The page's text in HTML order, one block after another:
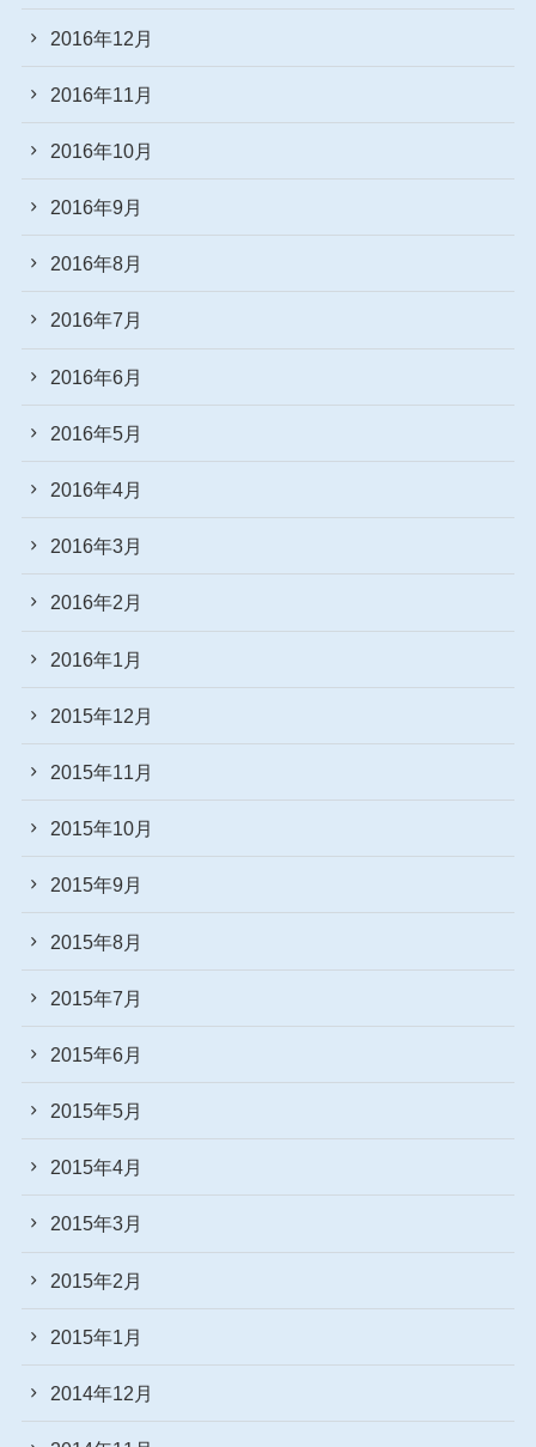
2016年12月
2016年11月
2016年10月
2016年9月
2016年8月
2016年7月
2016年6月
2016年5月
2016年4月
2016年3月
2016年2月
2016年1月
2015年12月
2015年11月
2015年10月
2015年9月
2015年8月
2015年7月
2015年6月
2015年5月
2015年4月
2015年3月
2015年2月
2015年1月
2014年12月